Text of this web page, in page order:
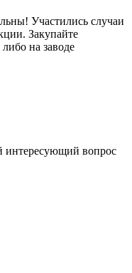
Участились случаи
Закупайте
на заводе
интересующий вопрос